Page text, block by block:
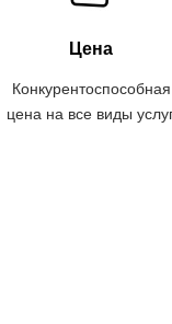
Цена
Конкурентоспособная
цена на все виды